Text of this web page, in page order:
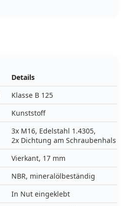
Details
Klasse B 125
Kunststoff
3x M16, Edelstahl 1.4305,
2x Dichtung am Schraubenhals
Vierkant, 17 mm
NBR, mineralölbeständig
In Nut eingeklebt